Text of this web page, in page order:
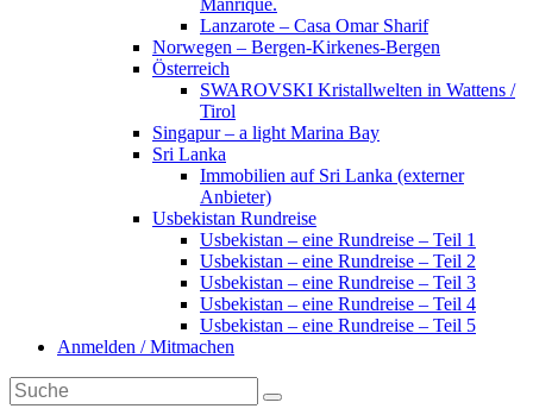
Manrique.
Lanzarote – Casa Omar Sharif
Norwegen – Bergen-Kirkenes-Bergen
Österreich
SWAROVSKI Kristallwelten in Wattens /
Tirol
Singapur – a light Marina Bay
Sri Lanka
Immobilien auf Sri Lanka (externer
Anbieter)
Usbekistan Rundreise
Usbekistan – eine Rundreise – Teil 1
Usbekistan – eine Rundreise – Teil 2
Usbekistan – eine Rundreise – Teil 3
Usbekistan – eine Rundreise – Teil 4
Usbekistan – eine Rundreise – Teil 5
Anmelden / Mitmachen